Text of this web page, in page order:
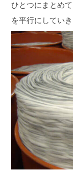
ひとつにまとめ
を平行にしていき